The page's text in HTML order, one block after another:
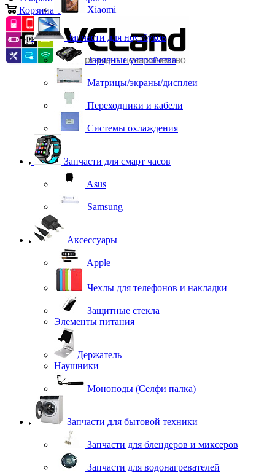
Корзина
Xiaomi
Запчасти для ноутбуков
Зарядные устройства
Матрицы/экраны/дисплеи
Переходники и кабели
Системы охлаждения
Запчасти для смарт часов
Asus
Samsung
Аксессуары
Apple
Чехлы для телефонов и накладки
Защитные стекла
Элементы питания
Держатель
Наушники
Моноподы (Селфи палка)
Запчасти для бытовой техники
Запчасти для блендеров и миксеров
Запчасти для водонагревателей